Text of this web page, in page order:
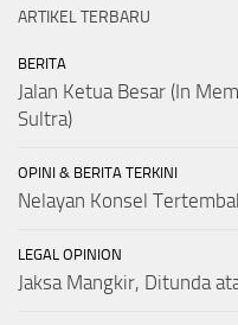
ARTIKEL TERBARU
BERITA
Jalan Ketua Besar (In
Sultra)
OPINI & BERITA TERKINI
Nelayan Konsel
LEGAL OPINION
Jaksa Mangkir, Ditunda